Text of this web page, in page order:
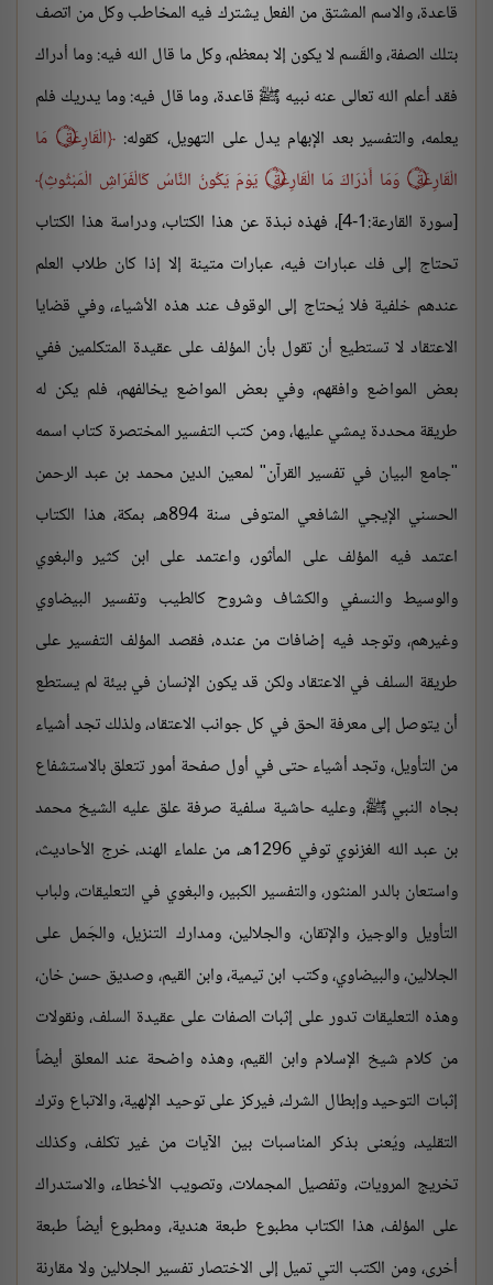
قاعدة، والاسم المشتق من الفعل يشترك فيه المخاطب وكل من اتصف
بتلك الصفة، والقَسم لا يكون إلا بمعظم، وكل ما قال الله فيه: وما أدراك
فقد أعلم الله تعالى عنه نبيه ﷺ قاعدة، وما قال فيه: وما يدريك فلم
يعلمه، والتفسير بعد الإبهام يدل على التهويل، كقوله:
الْقَارِعَةُ۝ مَا
الْقَارِعَةُ۝ وَمَا أَدْرَاكَ مَا الْقَارِعَةُ۝ يَوْمَ يَكُونُ النَّاسُ كَالْفَرَاشِ الْمَبْثُوثِ
[سورة القارعة:1-4]، فهذه نبذة عن هذا الكتاب، ودراسة هذا الكتاب
تحتاج إلى فك عبارات فيه، عبارات متينة إلا إذا كان طلاب العلم
عندهم خلفية فلا يُحتاج إلى الوقوف عند هذه الأشياء، وفي قضايا
الاعتقاد لا تستطيع أن تقول بأن المؤلف على عقيدة المتكلمين ففي
بعض المواضع وافقهم، وفي بعض المواضع يخالفهم، فلم يكن له
طريقة محددة يمشي عليها، ومن كتب التفسير المختصرة كتاب اسمه
"جامع البيان في تفسير القرآن" لمعين الدين محمد بن عبد الرحمن
الحسني الإيجي الشافعي المتوفى سنة 894هـ، بمكة، هذا الكتاب
اعتمد فيه المؤلف على المأثور، واعتمد على ابن كثير والبغوي
والوسيط والنسفي والكشاف وشروح كالطيب وتفسير البيضاوي
وغيرهم، وتوجد فيه إضافات من عنده، فقصد المؤلف التفسير على
طريقة السلف في الاعتقاد ولكن قد يكون الإنسان في بيئة لم يستطع
أن يتوصل إلى معرفة الحق في كل جوانب الاعتقاد، ولذلك تجد أشياء
من التأويل، وتجد أشياء حتى في أول صفحة أمور تتعلق بالاستشفاع
بجاه النبي ﷺ، وعليه حاشية سلفية صرفة علق عليه الشيخ محمد
بن عبد الله الغزنوي توفي 1296هـ، من علماء الهند، خرج الأحاديث،
واستعان بالدر المنثور، والتفسير الكبير، والبغوي في التعليقات، ولباب
التأويل والوجيز، والإتقان، والجلالين، ومدارك التنزيل، والجَمل على
الجلالين، والبيضاوي، وكتب ابن تيمية، وابن القيم، وصديق حسن خان،
وهذه التعليقات تدور على إثبات الصفات على عقيدة السلف، ونقولات
من كلام شيخ الإسلام وابن القيم، وهذه واضحة عند المعلق أيضاً
إثبات التوحيد وإبطال الشرك، فيركز على توحيد الإلهية، والاتباع وترك
التقليد، ويُعنى بذكر المناسبات بين الآيات من غير تكلف، وكذلك
تخريج المرويات، وتفصيل المجملات، وتصويب الأخطاء، والاستدراك
على المؤلف، هذا الكتاب مطبوع طبعة هندية، ومطبوع أيضاً طبعة
أخرى، ومن الكتب التي تميل إلى الاختصار تفسير الجلالين ولا مقارنة